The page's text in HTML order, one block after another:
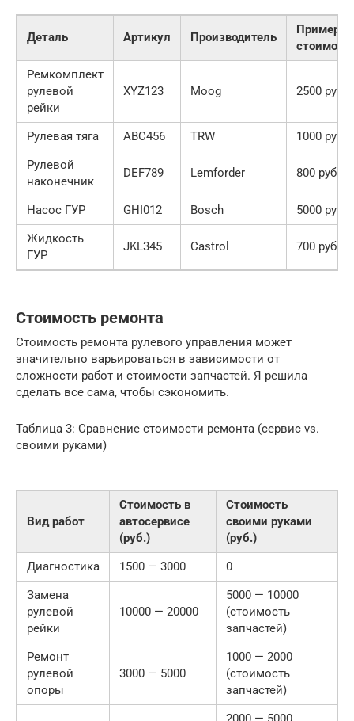
Деталь Артикул Производитель
Ремкомплект
рулевой
рейки
XYZ123 Moog 2500 руб.
Рулевая тяга ABC456 TRW
1000 руб.
Рулевой
наконечник
DEF789 Lemforder 800 руб.
Насос ГУР GHI012 Bosch
5000 руб.
Жидкость
ГУР
JKL345 Castrol 700 руб.
Стоимость ремонта
Стоимость ремонта рулевого управления может
значительно варьироваться в зависимости от
сложности работ и стоимости запчастей. Я решила
сделать все сама, чтобы сэкономить.
Таблица 3: Сравнение стоимости ремонта (сервис vs.
своими руками)
Вид работ
Стоимость в
автосервисе
(руб.)
Стоимость
своими руками
(руб.)
Диагностика
1500 — 3000
0
Замена
рулевой
рейки
10000 — 20000
5000 — 10000
(стоимость
запчастей)
Ремонт
рулевой
опоры
3000 — 5000
1000 — 2000
(стоимость
запчастей)